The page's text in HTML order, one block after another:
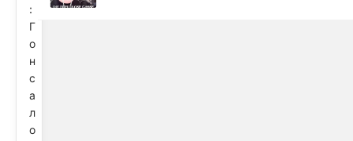
:
Г
о
н
с
а
л
о